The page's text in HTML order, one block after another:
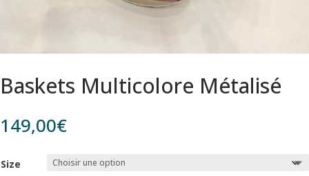
Baskets Multicolore Métalisé
149,00€
Size